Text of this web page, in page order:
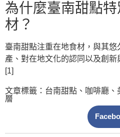
為什麼臺南甜點
材？
臺南甜點注重在地食材，與其
產、對在地文化的認同以及創
[1]
文章標籤： 台南甜點 、 咖啡廳 、
層